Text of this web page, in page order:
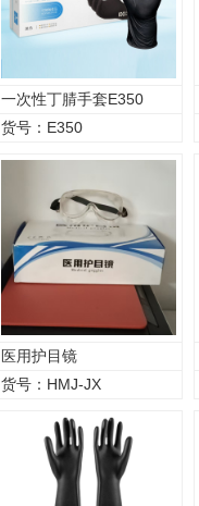
一次性丁腈手套E350
货号：E350
医用护目镜
货号：HMJ-JX